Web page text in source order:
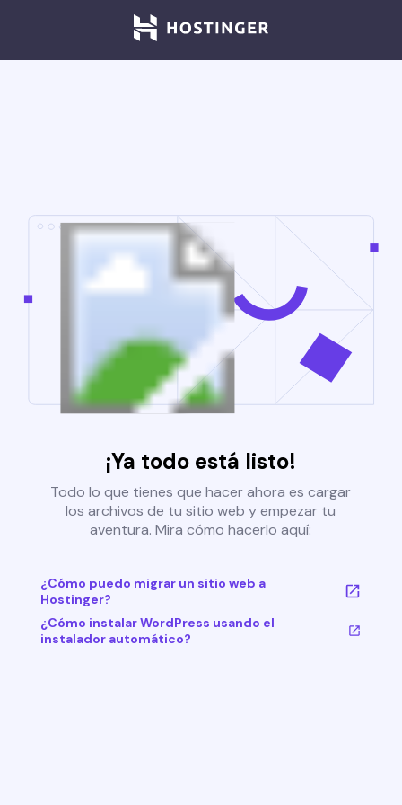
¡Ya todo está listo!
Todo lo que tienes que hacer ahora es cargar
los archivos de tu sitio web y empezar tu
aventura. Mira cómo hacerlo aquí:
¿Cómo puedo migrar un sitio web a
Hostinger?
¿Cómo instalar WordPress usando el
instalador automático?